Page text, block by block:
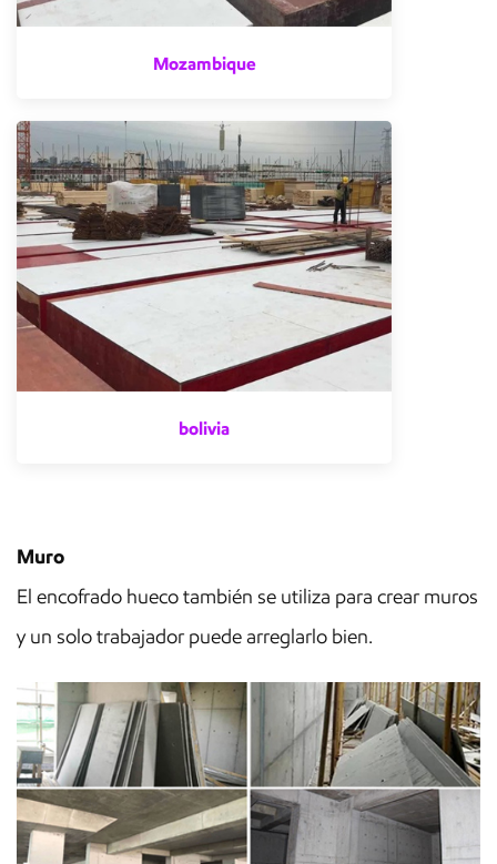
Mozambique
bolivia
Muro
El encofrado hueco también se utiliza para crear muros
y un solo trabajador puede arreglarlo bien.